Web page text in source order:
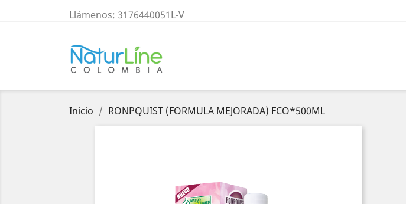
Llámenos: 3176440051L-V
Inicio RONPQUIST (FORMULA MEJORADA) FCO*500ML